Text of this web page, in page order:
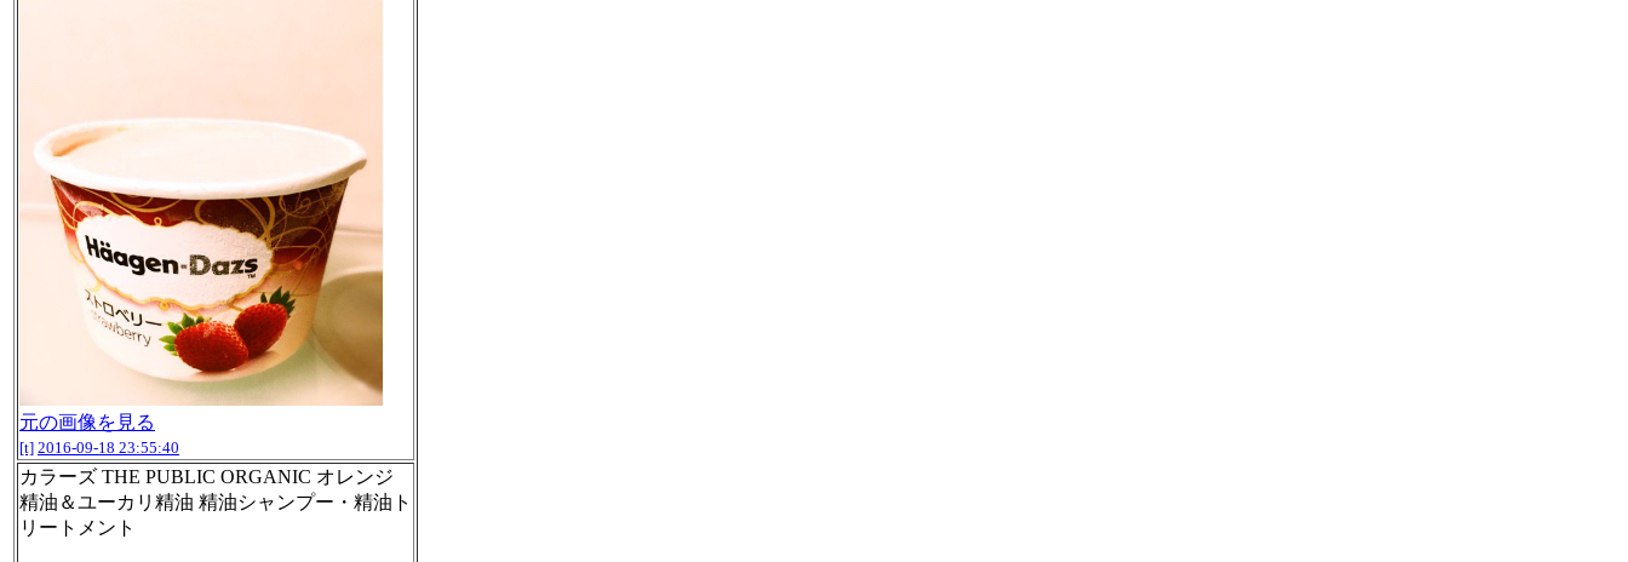
元の画像を見る
[t] 2016-09-18 23:55:40
カラーズ THE PUBLIC ORGANIC オレンジ
精油＆ユーカリ精油 精油シャンプー・精油ト
リートメント